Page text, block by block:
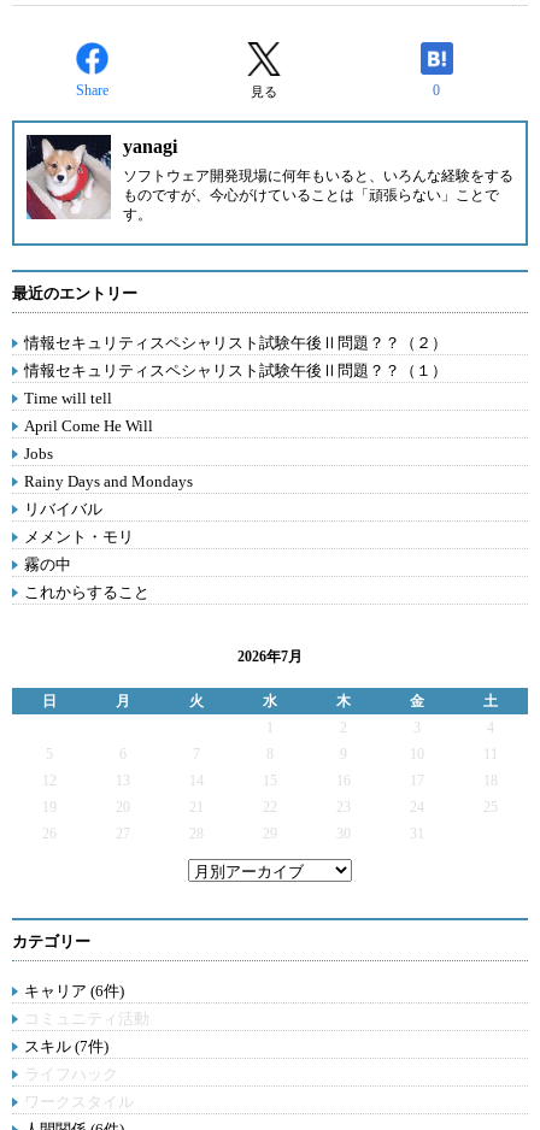
Share 見る 0
yanagi
ソフトウェア開発現場に何年もいると、いろんな経験をする
ものですが、今心がけていることは「頑張らない」ことで
す。
最近のエントリー
情報セキュリティスペシャリスト試験午後Ⅱ問題？？（２）
情報セキュリティスペシャリスト試験午後Ⅱ問題？？（１）
Time will tell
April Come He Will
Jobs
Rainy Days and Mondays
リバイバル
メメント・モリ
霧の中
これからすること
2026年7月
日 月 火 水 木 金
土
2 3
4
5
6 7 9
12
13 14 15 16 17
19
20 21 22 23 24
25
26
27 28 29 30 31
カテゴリー
キャリア (6件)
コミュニティ活動
スキル (7件)
ライフハック
ワークスタイル